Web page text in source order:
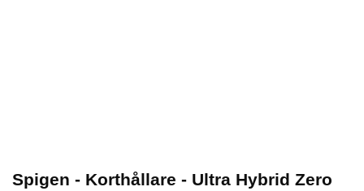
Spigen - Korthållare - Ultra Hybrid Zero